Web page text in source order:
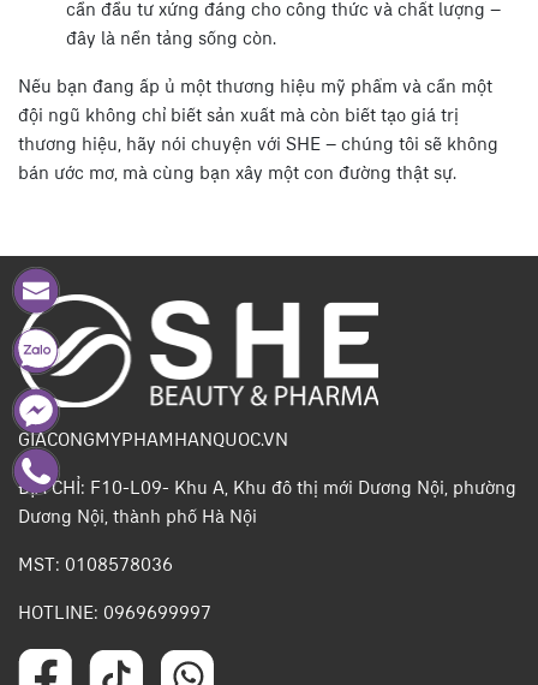
cần đầu tư xứng đáng cho công thức và chất lượng –
đây là nền tảng sống còn.
Nếu bạn đang ấp ủ một thương hiệu mỹ phẩm và cần một
đội ngũ không chỉ biết sản xuất mà còn biết tạo giá trị
thương hiệu, hãy nói chuyện với SHE – chúng tôi sẽ không
bán ước mơ, mà cùng bạn xây một con đường thật sự.
GIACONGMYPHAMHANQUOC.VN
ĐỊA CHỈ: F10-L09- Khu A, Khu đô thị mới Dương Nội, phường
Dương Nội, thành phố Hà Nội
MST: 0108578036
HOTLINE: 0969699997